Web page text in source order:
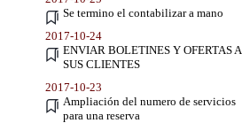
Se termino el contabilizar a mano
2017-10-24
ENVIAR BOLETINES Y OFERTAS A
SUS CLIENTES
2017-10-23
Ampliación del numero de servicios
para una reserva